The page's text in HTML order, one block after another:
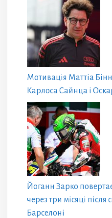
Мотивація Маттіа
Карлоса Сайнца і
Йоганн Зарко
через три місяці після
Барселоні